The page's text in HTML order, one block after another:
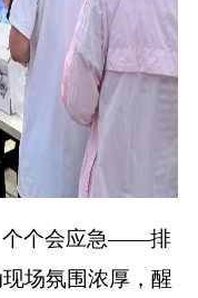
个个会应急——排
场氛围浓厚，醒